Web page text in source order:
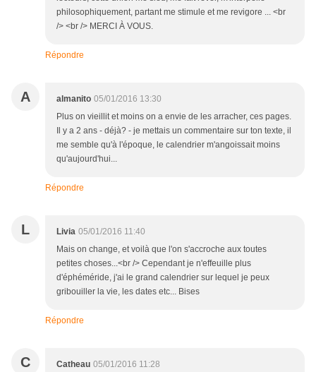
philosophiquement, partant me stimule et me revigore ... <br
/> <br /> MERCI À VOUS.
Répondre
A almanito 05/01/2016 13:30
Plus on vieillit et moins on a envie de les arracher, ces pages.
Il y a 2 ans - déjà? - je mettais un commentaire sur ton texte, il
me semble qu'à l'époque, le calendrier m'angoissait moins
qu'aujourd'hui...
Répondre
L Livia 05/01/2016 11:40
Mais on change, et voilà que l'on s'accroche aux toutes
petites choses...<br /> Cependant je n'effeuille plus
d'éphéméride, j'ai le grand calendrier sur lequel je peux
gribouiller la vie, les dates etc... Bises
Répondre
C Catheau 05/01/2016 11:28